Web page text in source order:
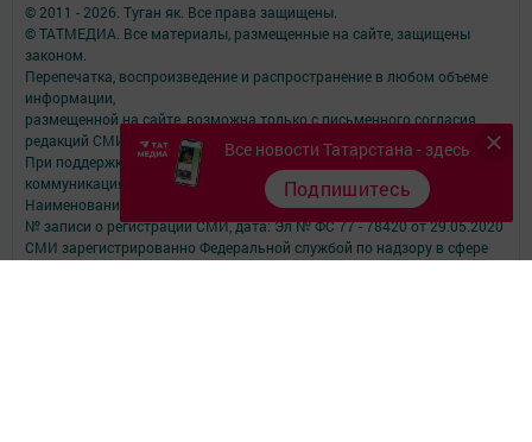
Все новости Татарстана - здесь
Подпишитесь
© 2011 - 2026. Туган як. Все права защищены.
© ТАТМЕДИА. Все материалы, размещенные на сайте, защищены
законом.
Перепечатка, воспроизведение и распространение в любом объеме
информации,
размещенной на сайте, возможна только с письменного согласия
редакций СМИ.
При поддержке Республиканского агентства по печати и массовым
коммуникациям.
Наименование СМИ: Туган як
№ записи о регистрации СМИ, дата: Эл № ФС 77 - 78420 от 29.05.2020
СМИ зарегистрированно Федеральной службой по надзору в сфере